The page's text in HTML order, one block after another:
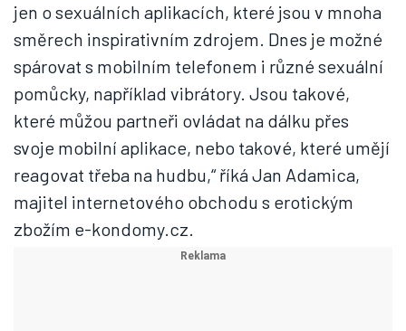
jen o sexuálních aplikacích, které jsou v mnoha
směrech inspirativním zdrojem. Dnes je možné
spárovat s mobilním telefonem i různé sexuální
pomůcky, například vibrátory. Jsou takové,
které můžou partneři ovládat na dálku přes
svoje mobilní aplikace, nebo takové, které umějí
reagovat třeba na hudbu,“ říká Jan Adamica,
majitel internetového obchodu s erotickým
zbožím e-kondomy.cz.